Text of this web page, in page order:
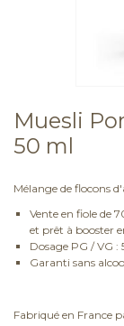
Muesli
50 ml
Mélange de flocons
Vente en fiole de
et prêt à booster
Dosage PG / VG :
Garanti sans
Fabriqué en France